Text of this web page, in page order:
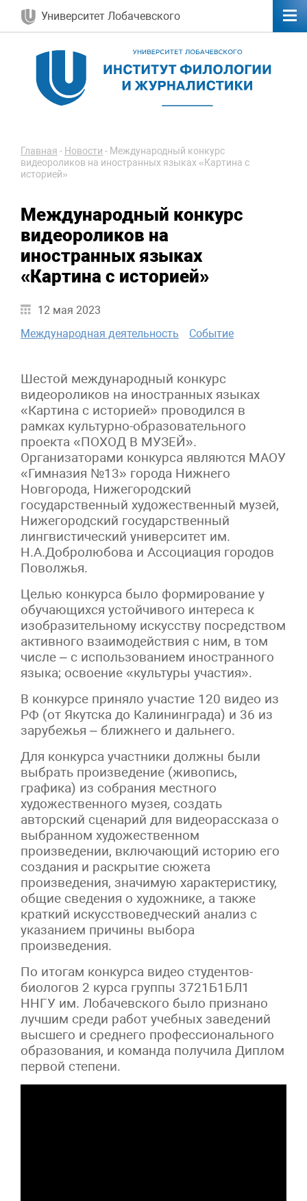
Университет Лобачевского
Главная - Новости - Международный конкурс
видеороликов на иностранных языках «Картина с
историей»
Международный конкурс
видеороликов на
иностранных языках
«Картина с историей»
12 мая 2023
Международная деятельность
Событие
Шестой международный конкурс
видеороликов на иностранных языках
«Картина с историей» проводился в
рамках культурно-образовательного
проекта «ПОХОД В МУЗЕЙ».
Организаторами конкурса являются МАОУ
«Гимназия №13» города Нижнего
Новгорода, Нижегородский
государственный художественный музей,
Нижегородский государственный
лингвистический университет им.
Н.А.Добролюбова и Ассоциация городов
Поволжья.
Целью конкурса было формирование у
обучающихся устойчивого интереса к
изобразительному искусству посредством
активного взаимодействия с ним, в том
числе – с использованием иностранного
языка; освоение «культуры участия».
В конкурсе приняло участие 120 видео из
РФ (от Якутска до Калининграда) и 36 из
зарубежья – ближнего и дальнего.
Для конкурса участники должны были
выбрать произведение (живопись,
графика) из собрания местного
художественного музея, создать
авторский сценарий для видеорассказа о
выбранном художественном
произведении, включающий историю его
создания и раскрытие сюжета
произведения, значимую характеристику,
общие сведения о художнике, а также
краткий искусствоведческий анализ с
указанием причины выбора
произведения.
По итогам конкурса видео студентов-
биологов 2 курса группы 3721Б1БЛ1
ННГУ им. Лобачевского было признано
лучшим среди работ учебных заведений
высшего и среднего профессионального
образования, и команда получила Диплом
первой степени.